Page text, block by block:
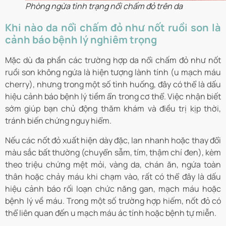
Phòng ngừa tình trạng nổi chấm đỏ trên da
Khi nào da nổi chấm đỏ như nốt ruồi son là
cảnh báo bệnh lý nghiêm trọng
Mặc dù đa phần các trường hợp da nổi chấm đỏ như nốt
ruồi son không ngứa là hiện tượng lành tính (u mạch máu
cherry), nhưng trong một số tình huống, đây có thể là dấu
hiệu cảnh báo bệnh lý tiềm ẩn trong cơ thể. Việc nhận biết
sớm giúp bạn chủ động thăm khám và điều trị kịp thời,
tránh biến chứng nguy hiểm.
Nếu các nốt đỏ xuất hiện dày đặc, lan nhanh hoặc thay đổi
màu sắc bất thường (chuyển sẫm, tím, thậm chí đen), kèm
theo triệu chứng mệt mỏi, vàng da, chán ăn, ngứa toàn
thân hoặc chảy máu khi chạm vào, rất có thể đây là dấu
hiệu cảnh báo rối loạn chức năng gan, mạch máu hoặc
bệnh lý về máu. Trong một số trường hợp hiếm, nốt đỏ có
thể liên quan đến u mạch máu ác tính hoặc bệnh tự miễn.